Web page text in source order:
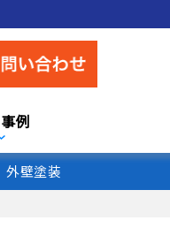
例
外壁塗装